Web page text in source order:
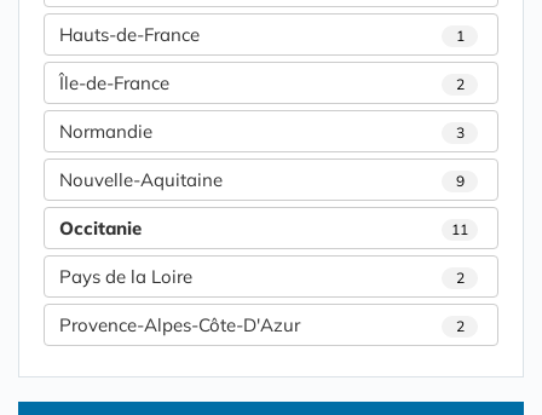
Hauts-de-France 1
Île-de-France 2
Normandie 3
Nouvelle-Aquitaine 9
Occitanie 11
Pays de la Loire 2
Provence-Alpes-Côte-D'Azur 2